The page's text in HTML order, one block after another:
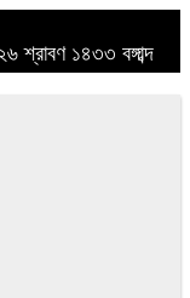
শ্রাবণ ১৪৩৩ বঙ্গাব্দ